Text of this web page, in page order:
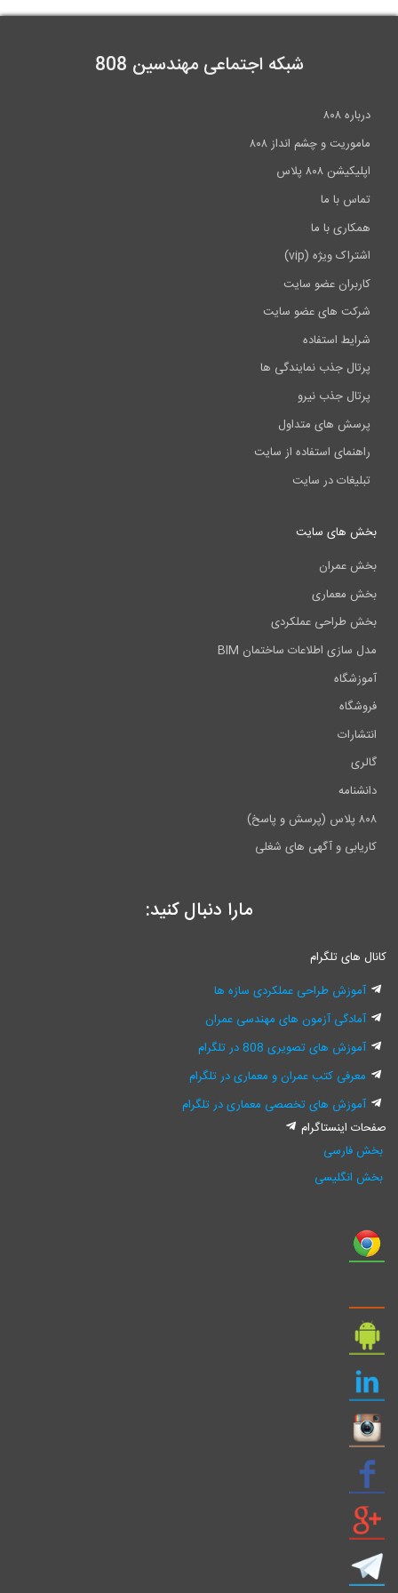
شبکه اجتماعی مهندسین 808
درباره ۸۰۸
ماموریت و چشم انداز ۸۰۸
اپلیکیشن ۸۰۸ پلاس
تماس با ما
همکاری با ما
اشتراک ویژه (vip)
کاربران عضو سایت
شرکت های عضو سایت
شرایط استفاده
پرتال جذب نمایندگی ها
پرتال جذب نیرو
پرسش های متداول
راهنمای استفاده از سایت
تبلیغات در سایت
بخش های سایت
بخش عمران
بخش معماری
بخش طراحی عملکردی
مدل سازی اطلاعات ساختمان BIM
آموزشگاه
فروشگاه
انتشارات
گالری
دانشنامه
۸۰۸ پلاس (پرسش و پاسخ)
کاریابی و آگهی های شغلی
مارا دنبال کنید:
کانال های تلگرام
آموزش طراحی عملکردی سازه ها
آمادگی آزمون های مهندسی عمران
آموزش های تصویری 808 در تلگرام
معرفی کتب عمران و معماری در تلگرام
آموزش های تخصصی معماری در تلگرام
صفحات اینستاگرام
بخش فارسی
بخش انگلیسی